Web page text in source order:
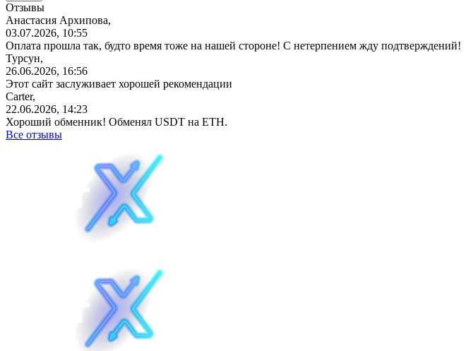
Отзывы
Анастасия Архипова,
03.07.2026, 10:55
Оплата прошла так, будто время тоже на нашей стороне! С нетерпением жду подтверждений!
Турсун,
26.06.2026, 16:56
Этот сайт заслуживает хорошей рекомендации
Carter,
22.06.2026, 14:23
Хороший обменник! Обменял USDT на ETH.
Все отзывы